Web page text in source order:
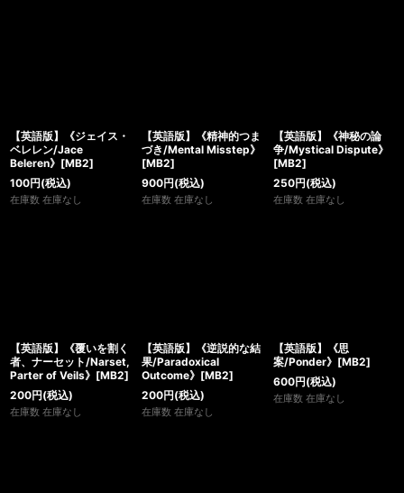
【英語版】《ジェイス・
ベレレン/Jace
Beleren》[MB2]
100円(税込)
在庫数 在庫なし
【英語版】《精神的つま
づき/Mental Misstep》
[MB2]
900円(税込)
在庫数 在庫なし
【英語版】《神秘の論
争/Mystical Dispute》
[MB2]
250円(税込)
在庫数 在庫なし
【英語版】《覆いを割く
者、ナーセット/Narset,
Parter of Veils》[MB2]
200円(税込)
在庫数 在庫なし
【英語版】《逆説的な結
果/Paradoxical
Outcome》[MB2]
200円(税込)
在庫数 在庫なし
【英語版】《思
案/Ponder》[MB2]
600円(税込)
在庫数 在庫なし